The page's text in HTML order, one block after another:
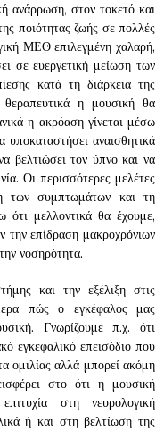
ανάρρωση, στον τοκετό και
ποιότητας ζωής σε πολλές
ΜΕΘ επιλεγμένη χαλαρή,
σε ευεργετική μείωση των
κατά τη διάρκεια της
θεραπευτικά η μουσική θα
η ακρόαση γίνεται μέσω
αναισθητικά
βελτιώσει τον ύπνο και να
Οι περισσότερες μελέτες
των συμπτωμάτων και τη
ότι μελλοντικά θα έχουμε,
την επίδραση μακροχρόνιων
νοσηρότητα.
και την εξέλιξη στις
πώς ο εγκέφαλος μας
Γνωρίζουμε π.χ. ότι
εγκεφαλικό επεισόδιο που
ομιλίας αλλά μπορεί ακόμη
στο ότι η μουσική
στη νευρολογική
ή και στη βελτίωση της